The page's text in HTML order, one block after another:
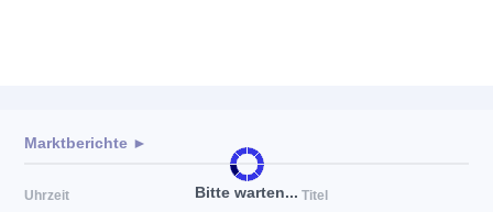
Bitte warten...
Marktberichte ►
Uhrzeit Titel